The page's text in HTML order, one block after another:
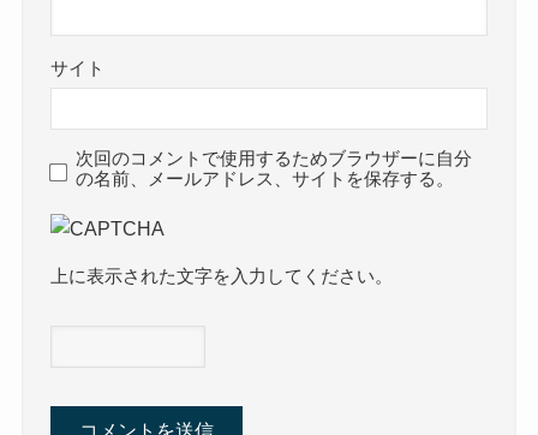
サイト
次回のコメントで使用するためブラウザーに自分
の名前、メールアドレス、サイトを保存する。
上に表示された文字を入力してください。